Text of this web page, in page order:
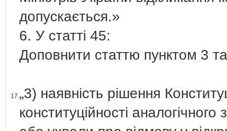
допускається.»
6. У статті 45:
Доповнити статтю пунктом 3
17.„3) наявність рішення
конституційності